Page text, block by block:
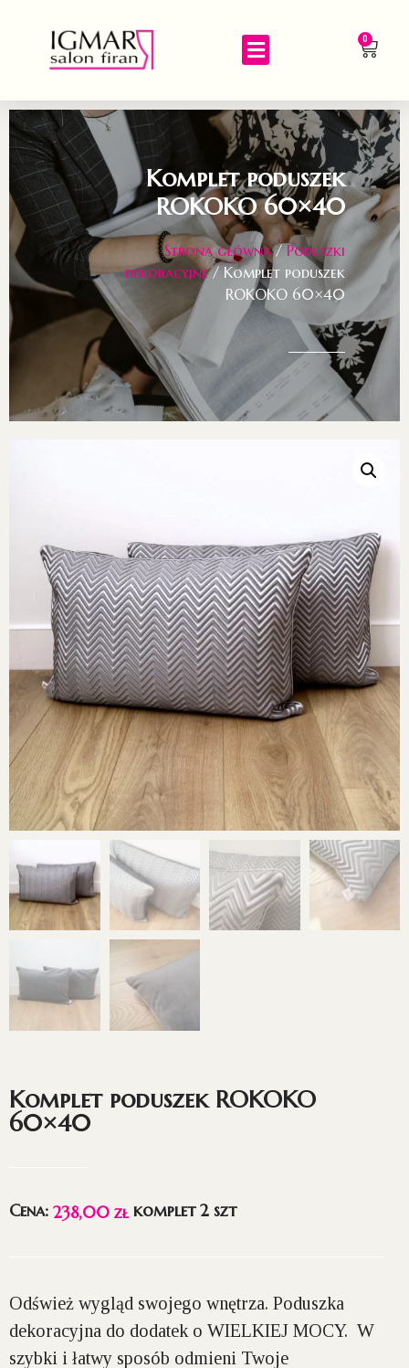
0
Komplet poduszek
ROKOKO 60×40
Strona główna/Poduszki
dekoracyjne/ Komplet poduszek
ROKOKO 60×40
Komplet poduszek ROKOKO
60×40
Cena: 238,00 zł komplet 2 szt
Odśwież wygląd swojego wnętrza. Poduszka
dekoracyjna do dodatek o WIELKIEJ MOCY. W
szybki i łatwy sposób odmieni Twoje